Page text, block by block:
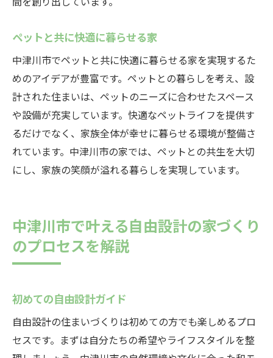
ペットと共に快適に暮らせる家
中津川市でペットと共に快適に暮らせる家を実現するた
めのアイデアが豊富です。ペットとの暮らしを考え、設
計された住まいは、ペットのニーズに合わせたスペース
や設備が充実しています。快適なペットライフを提供す
るだけでなく、家族全体が幸せに暮らせる環境が整備さ
れています。中津川市の家では、ペットとの共生を大切
にし、家族の笑顔が溢れる暮らしを実現しています。
中津川市で叶える自由設計の家づくり
のプロセスを解説
初めての自由設計ガイド
自由設計の住まいづくりは初めての方でも楽しめるプロ
セスです。まずは自分たちの希望やライフスタイルを整